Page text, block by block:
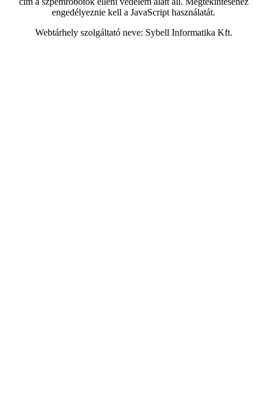
engedélyeznie kell a JavaScript használatát.
Webtárhely szolgáltató neve: Sybell Informatika Kft.